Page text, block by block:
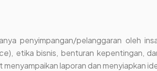
penyimpangan/pelanggaran oleh
), etika bisnis, benturan kepentingan,
laporan dan menyiapkan